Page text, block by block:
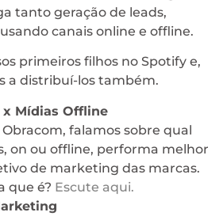
tanto geração de leads,
canais online e offline.
primeiros filhos no Spotify e,
a distribuí-los também.
Mídias Offline
Obracom, falamos sobre qual
on ou offline, performa melhor
de marketing das marcas.
que é? Escute aqui.